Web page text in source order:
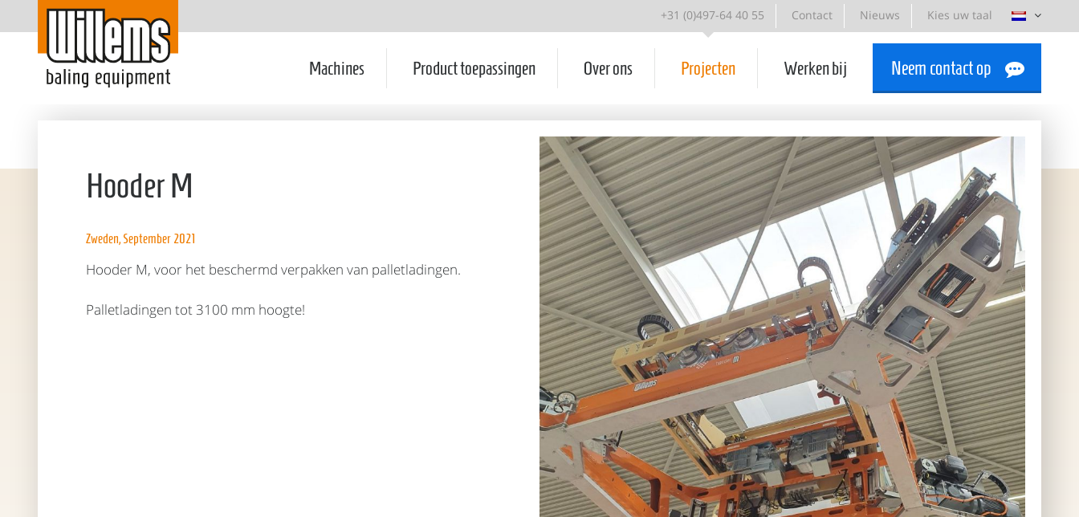
+31 (0)497-64 40 55 Contact Nieuws Kies uw taal
Machines Product toepassingen Over ons Projecten Werken bij Neem contact op
Hooder M
Zweden, September 2021
Hooder M, voor het beschermd verpakken van palletladingen.
Palletladingen tot 3100 mm hoogte!